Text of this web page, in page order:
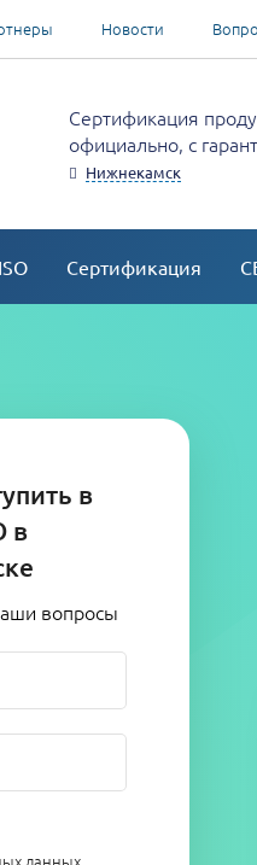
Новости
Сертификация
официально, с
Нижнекамск
ISO Сертификация
в
в
вопросы
данных